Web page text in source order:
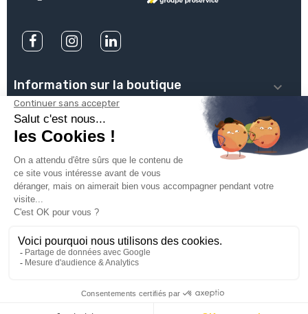
Information sur la boutique 
PLOMBSERVICE 
INFOS PRATIQUES 
VOTRE COMPTE 
Groupe Proservice